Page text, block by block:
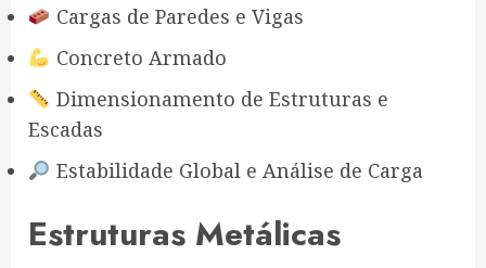
Cargas de Paredes e Vigas
Concreto Armado
Dimensionamento de Estruturas e
Escadas
Estabilidade Global e Análise de Carga
Estruturas Metálicas